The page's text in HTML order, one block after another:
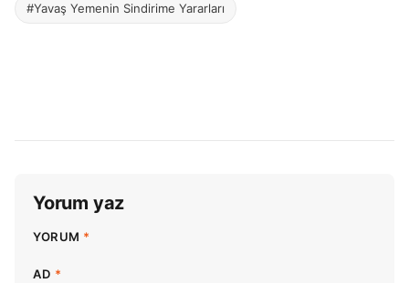
#Yavaş Yemenin Sindirime Yararları
Yorum yaz
YORUM *
AD *